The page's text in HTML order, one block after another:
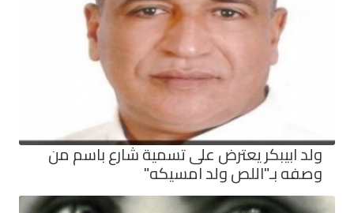
ولد ابيبكر يعترض على تسمية شارع باسم من
وصفه بـ"اللص ولد امسيكه"